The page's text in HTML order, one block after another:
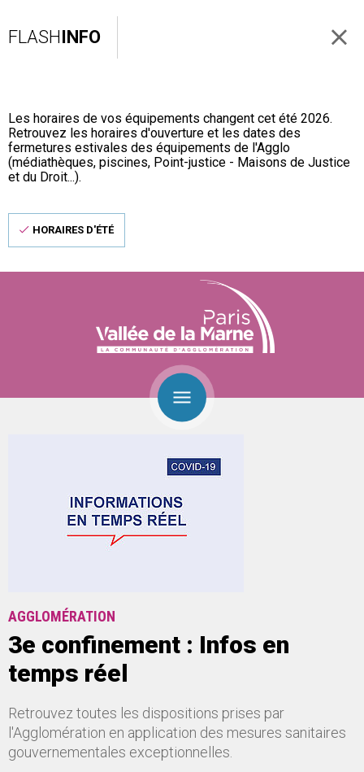
FLASHINFO
Les horaires de vos équipements changent cet été 2026.
Retrouvez les horaires d'ouverture et les dates des
fermetures estivales des équipements de l'Agglo
(médiathèques, piscines, Point-justice - Maisons de Justice
et du Droit...).
HORAIRES D'ÉTÉ
AGGLOMÉRATION
3e confinement : Infos en
temps réel
Retrouvez toutes les dispositions prises par
l'Agglomération en application des mesures sanitaires
gouvernementales exceptionnelles.